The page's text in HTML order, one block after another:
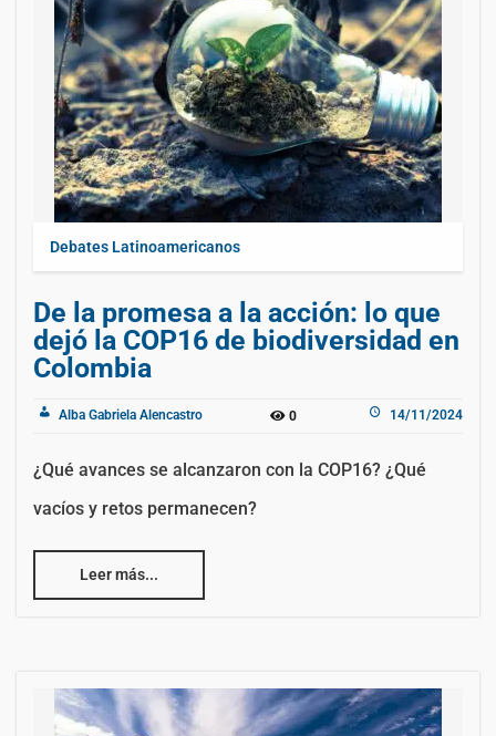
Debates Latinoamericanos
De la promesa a la acción: lo que
dejó la COP16 de biodiversidad en
Colombia
Alba Gabriela Alencastro 0 14/11/2024
¿Qué avances se alcanzaron con la COP16? ¿Qué
vacíos y retos permanecen?
Leer más...